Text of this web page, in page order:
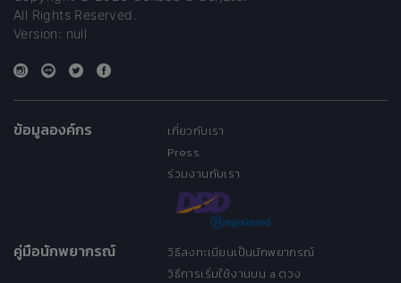
All Rights Reserved.
Version: null
ข้อมูลองค์กร
เกี่ยวกับเรา
Press
ร่วมงานกับเรา
คู่มือนักพยากรณ์
วิธีลงทะเบียนเป็นนักพยากรณ์
วิธีการเริ่มใช้งานบน a ดวง